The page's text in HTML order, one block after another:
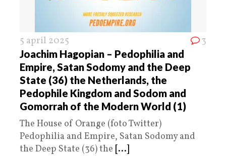
5 april 2025 3
Joachim Hagopian – Pedophilia and
Empire, Satan Sodomy and the Deep
State (36) the Netherlands, the
Pedophile Kingdom and Sodom and
Gomorrah of the Modern World (1)
The House of Orange (foto Twitter)
Pedophilia and Empire, Satan Sodomy and
the Deep State (36) the [...]